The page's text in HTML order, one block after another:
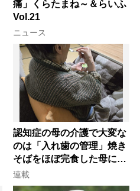
痛」くらたまね～＆らいふ
Vol.21
ニュース
認知症の母の介護で大変な
のは「入れ歯の管理」焼き
そばをほぼ完食した母に息
子が血の気が引いた理由
連載